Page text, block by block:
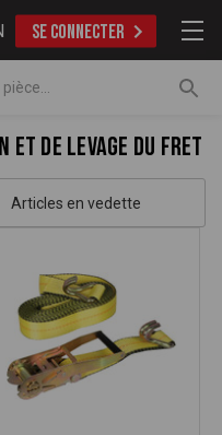
SE CONNECTER
et de levage du fret